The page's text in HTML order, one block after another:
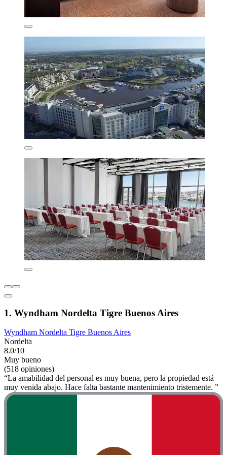
1. Wyndham Nordelta Tigre Buenos Aires
Wyndham Nordelta Tigre Buenos Aires
Nordelta
8.0/10
Muy bueno
(518 opiniones)
“La amabilidad del personal es muy buena, pero la propiedad está
muy venida abajo. Hace falta bastante mantenimiento tristemente. ”